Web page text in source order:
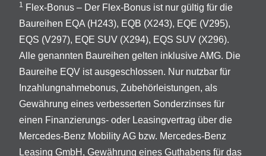
1 Flex-Bonus – Der Flex-Bonus ist nur gültig für die
Baureihen EQA (H243), EQB (X243), EQE (V295),
EQS (V297), EQE SUV (X294), EQS SUV (X296).
Alle genannten Baureihen gelten inklusive AMG. Die
Baureihe EQV ist ausgeschlossen. Nur nutzbar für
Inzahlungnahmebonus, Zubehörleistungen, als
Gewährung eines verbesserten Sonderzinses für
einen Finanzierungs- oder Leasingvertrag über die
Mercedes-Benz Mobility AG bzw. Mercedes-Benz
Leasing GmbH, Gewährung eines Guthabens für das